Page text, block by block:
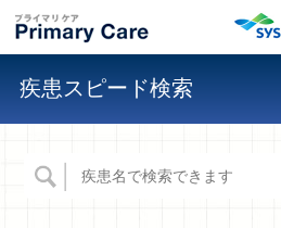
疾患スピード検索